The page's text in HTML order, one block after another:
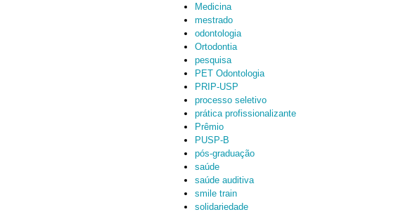
Medicina
mestrado
odontologia
Ortodontia
pesquisa
PET Odontologia
PRIP-USP
processo seletivo
prática profissionalizante
Prêmio
PUSP-B
pós-graduação
saúde
saúde auditiva
smile train
solidariedade